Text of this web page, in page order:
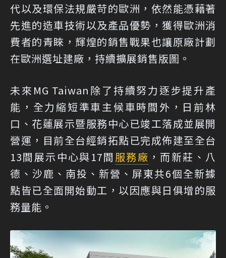
代以及環保法規嚴苛的歐洲，依然能憑藉著
先進的造車技術以及產品優勢，獲得歐洲消
費者的青睞，輝煌的銷售戰果也讓原廠計劃
在歐洲選址建廠，持續擴展銷售版圖。
未來MG Taiwan除了持續努力逐步提升產
能，全力縮短準車主候車時間外，日前林
口、花蓮展示暨服務中心已竣工落成並展開
營運，目前全台經銷拓點已完成佈建至全台
13間展示中心與17間 服務廠 ，而新莊、八
德、沙鹿、南投、新營、屏東共6個全新據
點皆已全面開始動工，以因應與日俱增的服
務量能。